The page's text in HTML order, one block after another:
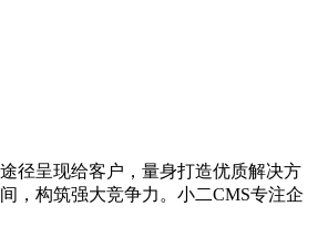
径呈现给客户，量身打造优质解决方
，构筑强大竞争力。小二CMS专注企